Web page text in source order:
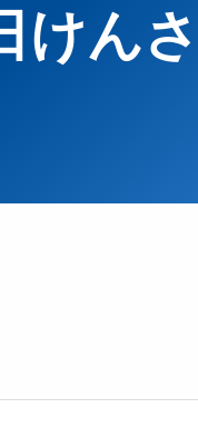
けん